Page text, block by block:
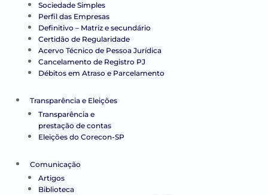
Sociedade Simples
Perfil das Empresas
Definitivo – Matriz e secundário
Certidão de Regularidade
Acervo Técnico de Pessoa Jurídica
Cancelamento de Registro PJ
Débitos em Atraso e Parcelamento
Transparência e Eleições
Transparência e
prestação de contas
Eleições do Corecon-SP
Comunicação
Artigos
Biblioteca